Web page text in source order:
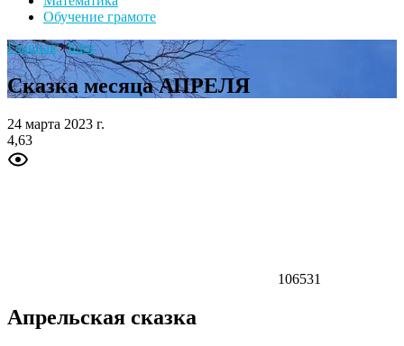
Обучение грамоте
Главная›Блог
Сказка месяца АПРЕЛЯ
24 марта 2023 г.
4,63
106531
Апрельская сказка